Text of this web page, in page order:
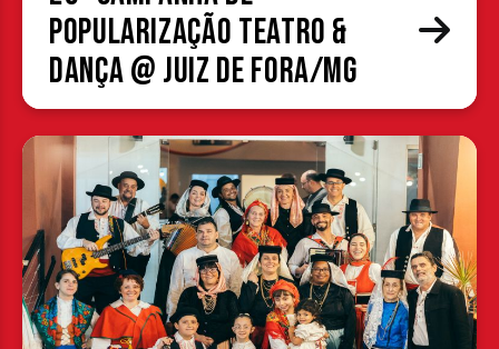
Popularização Teatro &
Dança @ Juiz de Fora/MG